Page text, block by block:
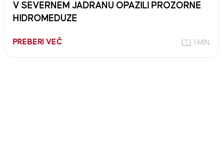
V SEVERNEM JADRANU OPAZILI PROZORNE
HIDROMEDUZE
PREBERI VEČ 1 MIN